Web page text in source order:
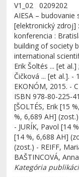
V1_02 0209202
AIESA –
[elektronický zdroj]
konferencia :
building of society
international
Erik Šoltés ... [et
Čičková ... [et al.]. -
EKONÓM, 2015. -
ISBN 978-80-225-
[ŠOLTÉS, Erik [15
%, 6,689 AH]
- JURÍK, Pavol [14
[14 %, 6,688 AH]
(zost.) - REIFF,
BAŠTINCOVÁ,
Kategória